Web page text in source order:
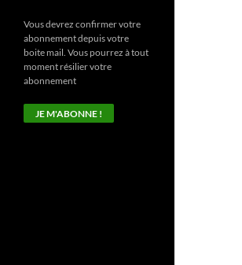
Vous devrez confirmer votre
abonnement depuis votre
boite mail. Vous pourrez à tout
moment résilier votre
abonnement